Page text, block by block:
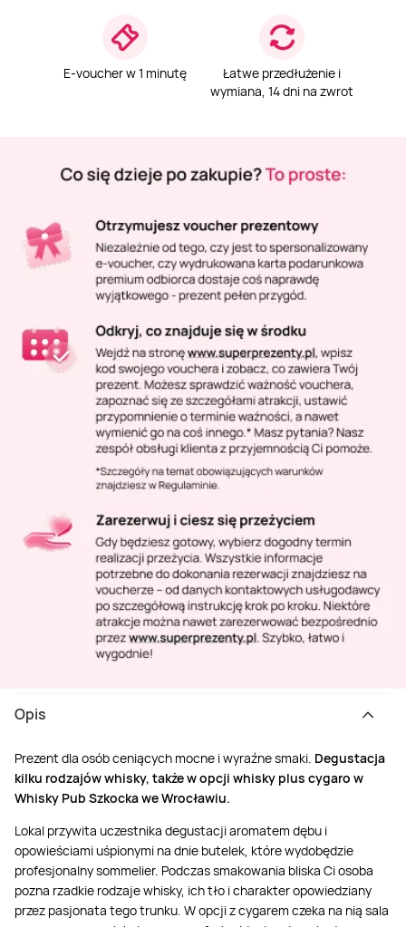
E-voucher w 1 minutę
Łatwe przedłużenie i
wymiana, 14 dni na zwrot
Opis
Prezent dla osób ceniących mocne i wyraźne smaki. Degustacja
kilku rodzajów whisky, także w opcji whisky plus cygaro w
Whisky Pub Szkocka we Wrocławiu.
Lokal przywita uczestnika degustacji aromatem dębu i
opowieściami uśpionymi na dnie butelek, które wydobędzie
profesjonalny sommelier. Podczas smakowania bliska Ci osoba
pozna rzadkie rodzaje whisky, ich tło i charakter opowiedziany
przez pasjonata tego trunku. W opcji z cygarem czeka na nią sala